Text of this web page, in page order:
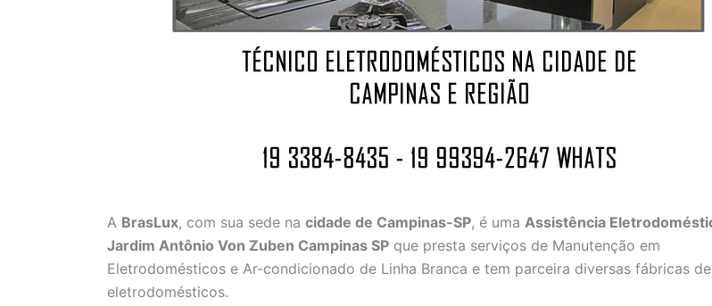
A BrasLux, com sua sede na cidade de Campinas-SP, é uma Assistência
Jardim Antônio Von Zuben Campinas SP que presta serviços de Manutenção em
Eletrodomésticos e Ar-condicionado de Linha Branca e tem parceira diversas fábricas de
eletrodomésticos.